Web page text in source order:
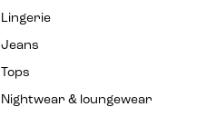
Lingerie
Jeans
Tops
Nightwear & loungewear